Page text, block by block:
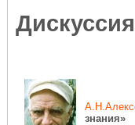
знания»